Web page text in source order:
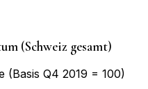
(Schweiz gesamt)
(Basis Q4 2019 = 100)